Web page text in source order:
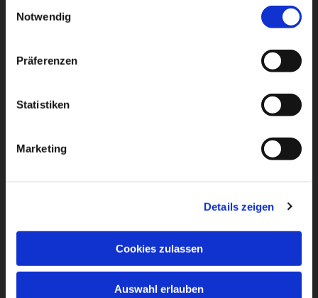
Notwendig
Präferenzen
Statistiken
Marketing
Details zeigen
Cookies zulassen
Auswahl erlauben